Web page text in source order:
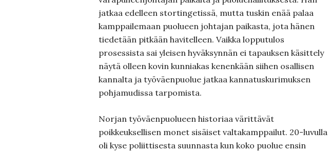
jatkaa edelleen stortingetissä, mutta tuskin enää palaa
kamppailemaan puolueen johtajan paikasta, jota hänen
tiedetään pitkään havitelleen. Vaikka lopputulos
prosessista sai yleisen hyväksynnän ei tapauksen käsittely
näytä olleen kovin kunniakas kenenkään siihen osallisen
kannalta ja työväenpuolue jatkaa kannatuskurimuksen
pohjamudissa tarpomista.
Norjan työväenpuolueen historiaa värittävät
poikkeuksellisen monet sisäiset valtakamppailut. 20-luvulla
oli kyse poliittisesta suunnasta kun koko puolue ensin